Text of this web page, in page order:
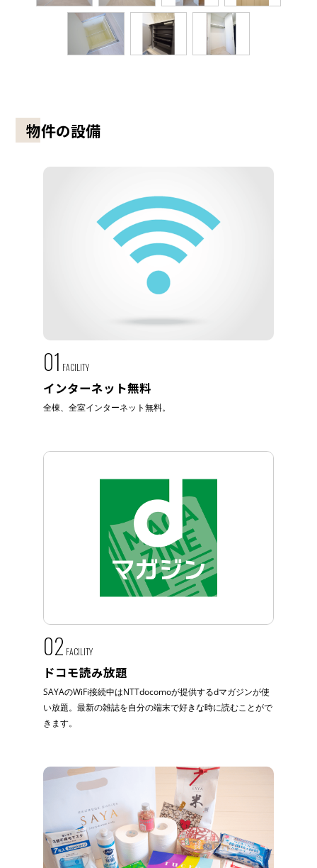
物件の設備
01 FACILITY
インターネット無料
全棟、全室インターネット無料。
02 FACILITY
ドコモ読み放題
SAYAのWiFi接続中はNTTdocomoが提供するdマガジンが使
い放題。最新の雑誌を自分の端末で好きな時に読むことがで
きます。